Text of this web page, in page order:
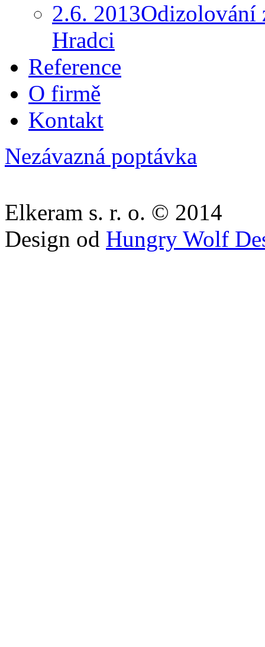
2.6. 2013Odizolování
Hradci
Reference
O firmě
Kontakt
Nezávazná poptávka
Elkeram s. r. o. © 2014
Design od Hungry Wolf